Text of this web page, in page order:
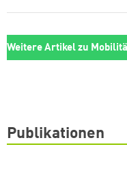
Weitere Artikel zu
Publikationen